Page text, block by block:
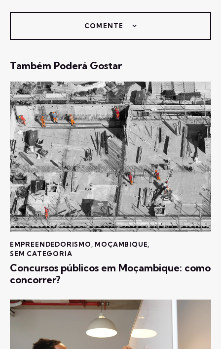
COMENTE
Também Poderá Gostar
EMPREENDEDORISMO MOÇAMBIQUE
SEM CATEGORIA
Concursos públicos em Moçambique: como
concorrer?